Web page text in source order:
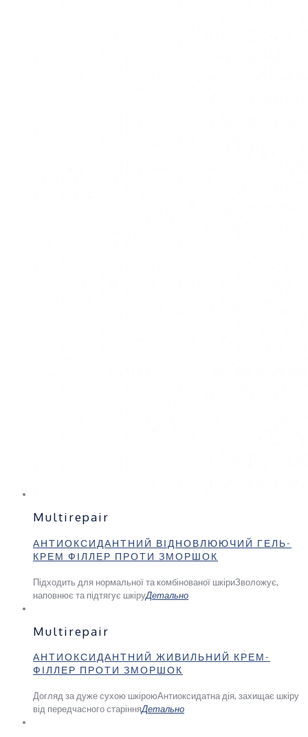
Multirepair
АНТИОКСИДАНТНИЙ ВІДНОВЛЮЮЧИЙ ГЕЛЬ-
КРЕМ ФІЛЛЕР ПРОТИ ЗМОРШОК
Підходить для нормальної та комбінованої шкіриЗволожує,
наповнює та підтягує шкіруДетально
Multirepair
АНТИОКСИДАНТНИЙ ЖИВИЛЬНИЙ КРЕМ-
ФІЛЛЕР ПРОТИ ЗМОРШОК
Догляд за дуже сухою шкіроюАнтиоксидатна дія, захищає шкіру
від передчасного старінняДетально